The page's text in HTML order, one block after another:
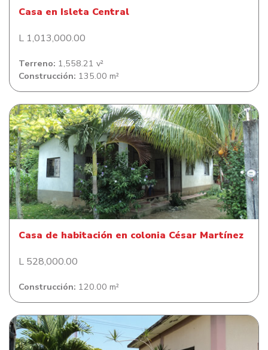
Casa en Isleta Central
L 1,013,000.00
Terreno: 1,558.21 v²
Construcción: 135.00 m²
Casa de habitación en colonia César Martínez
Casa de habitación en colonia César Martínez
L 528,000.00
Construcción: 120.00 m²